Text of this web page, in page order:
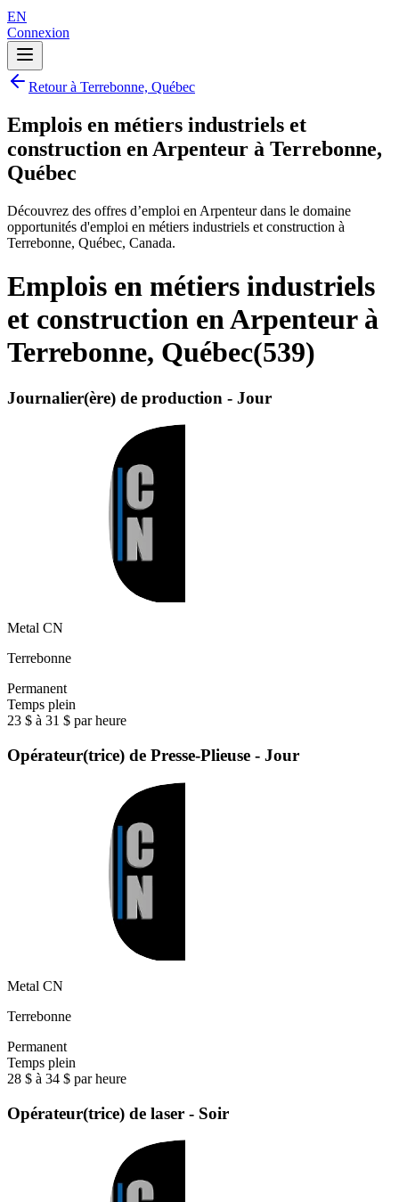
EN
Connexion
Retour à Terrebonne, Québec
Emplois en métiers industriels et
construction en Arpenteur à Terrebonne,
Québec
Découvrez des offres d’emploi en Arpenteur dans le domaine
opportunités d'emploi en métiers industriels et construction à
Terrebonne, Québec, Canada.
Emplois en métiers industriels
et construction en Arpenteur à
Terrebonne, Québec(539)
Journalier(ère) de production - Jour
Metal CN
Terrebonne
Permanent
Temps plein
23 $ à 31 $ par heure
Opérateur(trice) de Presse-Plieuse - Jour
Metal CN
Terrebonne
Permanent
Temps plein
28 $ à 34 $ par heure
Opérateur(trice) de laser - Soir